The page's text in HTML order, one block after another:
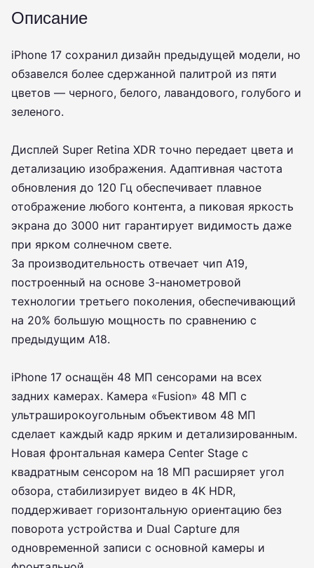
Описание
iPhone 17 сохранил дизайн предыдущей модели, но
обзавелся более сдержанной палитрой из пяти
цветов — черного, белого, лавандового, голубого и
зеленого.
Дисплей Super Retina XDR точно передает цвета и
детализацию изображения. Адаптивная частота
обновления до 120 Гц обеспечивает плавное
отображение любого контента, а пиковая яркость
экрана до 3000 нит гарантирует видимость даже
при ярком солнечном свете.
За производительность отвечает чип A19,
построенный на основе 3-нанометровой
технологии третьего поколения, обеспечивающий
на 20% большую мощность по сравнению с
предыдущим А18.
iPhone 17 оснащён 48 МП сенсорами на всех
задних камерах. Камера «Fusion» 48 МП с
ультраширокоугольным объективом 48 МП
сделает каждый кадр ярким и детализированным.
Новая фронтальная камера Center Stage с
квадратным сенсором на 18 МП расширяет угол
обзора, стабилизирует видео в 4K HDR,
поддерживает горизонтальную ориентацию без
поворота устройства и Dual Capture для
одновременной записи с основной камеры и